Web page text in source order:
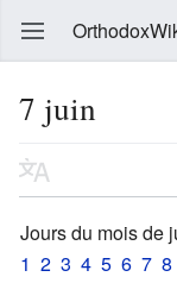
7 juin
Jours du mois de
1 2 3 4 5 6 7 8